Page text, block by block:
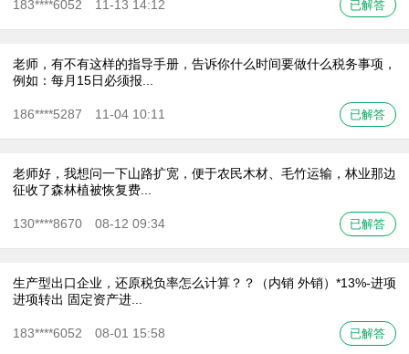
183****6052 11-13 14:12 已解答
老师，有不有这样的指导手册，告诉你什么时间要做什么税务事项，
例如：每月15日必须报...
186****5287 11-04 10:11 已解答
老师好，我想问一下山路扩宽，便于农民木材、毛竹运输，林业那边
征收了森林植被恢复费...
130****8670 08-12 09:34 已解答
生产型出口企业，还原税负率怎么计算？？（内销 外销）*13%-进项
进项转出 固定资产进...
183****6052 08-01 15:58 已解答